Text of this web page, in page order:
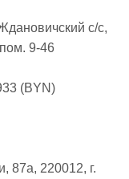
с/с,
9-46
(BYN)
87а, 220012, г.